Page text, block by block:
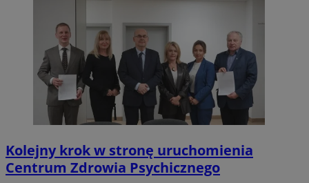
Kolejny krok w stronę uruchomienia
Centrum Zdrowia Psychicznego